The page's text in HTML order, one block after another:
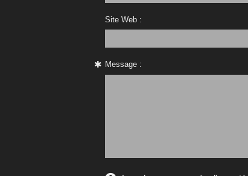
Site Web :
Message :